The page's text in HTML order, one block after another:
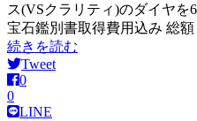
ス(VSクラリティ)のダイヤ
宝石鑑別書取得費用込み 総
続きを読む
Tweet
0
0
LINE